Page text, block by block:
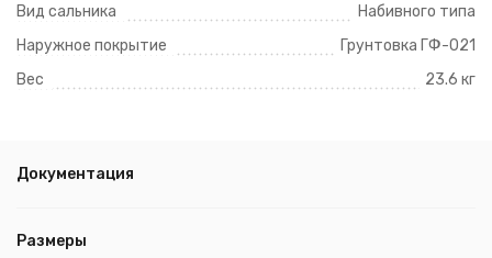
Вид сальника
Набивного типа
Наружное покрытие
Грунтовка ГФ-021
Вес
23.6 кг
Документация
Размеры